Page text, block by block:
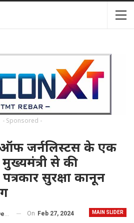
- Sponsored -
जर्नलिस्टस के एक
से की
सुरक्षा कानून
MAIN SLIDER
On Feb 27, 2024